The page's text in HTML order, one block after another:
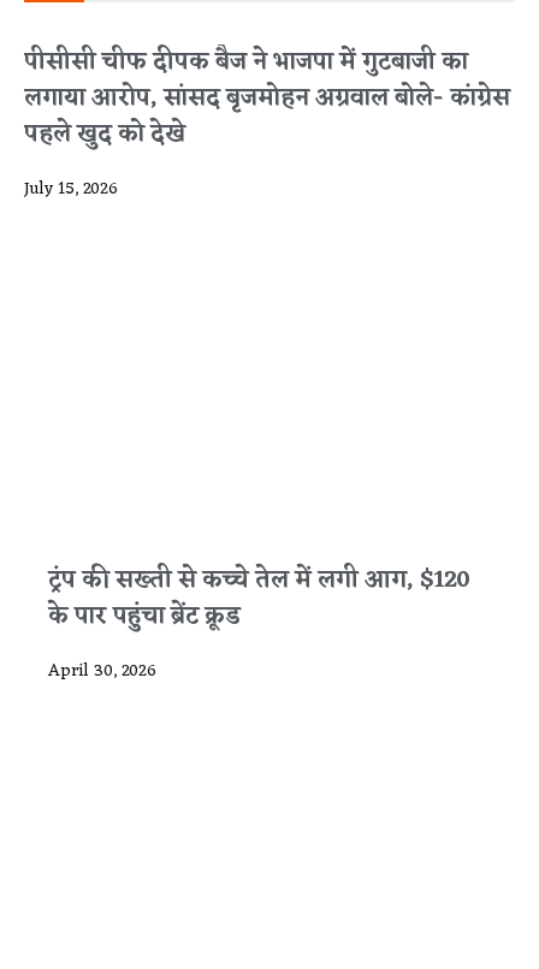
पीसीसी चीफ दीपक बैज ने भाजपा में गुटबाजी का
लगाया आरोप, सांसद बृजमोहन अग्रवाल बोले- कांग्रेस
पहले खुद को देखे
July 15, 2026
ट्रंप की सख्ती से कच्चे तेल में लगी आग, $120
के पार पहुंचा ब्रेंट क्रूड
April 30, 2026